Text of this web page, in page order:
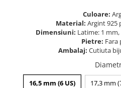
Culoare:
Material: Argint 925
Dimensiuni: Latime: 1
Pietre: Fara
Ambalaj: Cutiuta
16,5 mm (6 US) 17,3 mm